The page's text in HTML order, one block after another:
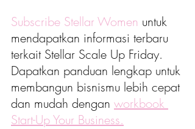
Subscribe Stellar Women untuk
mendapatkan informasi terbaru
terkait Stellar Scale Up Friday.
Dapatkan panduan lengkap untuk
membangun bisnismu lebih cepat
dan mudah dengan workbook
Start-Up Your Business.